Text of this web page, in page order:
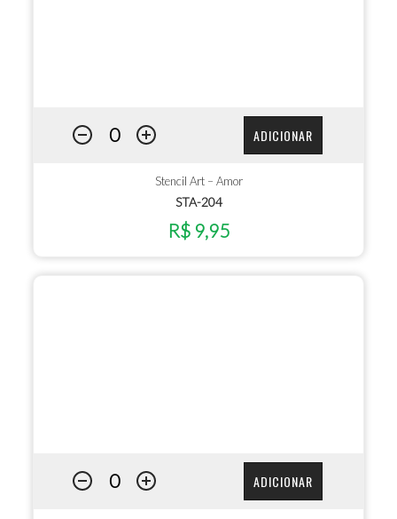
ADICIONAR
Stencil Art – Amor
STA-204
R$ 9,95
ADICIONAR